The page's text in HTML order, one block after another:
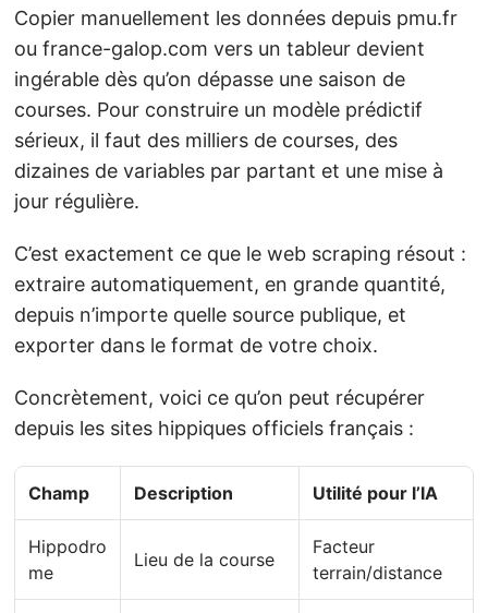
Copier manuellement les données depuis pmu.fr
ou france-galop.com vers un tableur devient
ingérable dès qu’on dépasse une saison de
courses. Pour construire un modèle prédictif
sérieux, il faut des milliers de courses, des
dizaines de variables par partant et une mise à
jour régulière.
C’est exactement ce que le web scraping résout :
extraire automatiquement, en grande quantité,
depuis n’importe quelle source publique, et
exporter dans le format de votre choix.
Concrètement, voici ce qu’on peut récupérer
depuis les sites hippiques officiels français :
Champ Description Utilité pour l’IA
Hippodro
me
Lieu de la course
Facteur
terrain/distance